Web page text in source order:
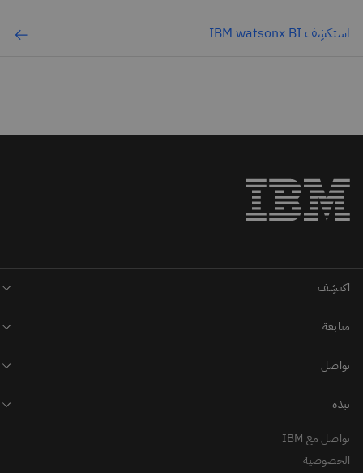
استكشِف IBM watsonx BI
تواصل مع IBM
الخصوصية